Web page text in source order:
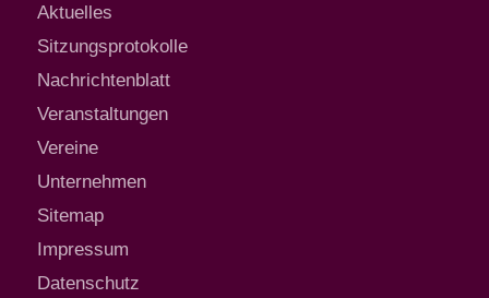
Aktuelles
Sitzungsprotokolle
Nachrichtenblatt
Veranstaltungen
Vereine
Unternehmen
Sitemap
Impressum
Datenschutz